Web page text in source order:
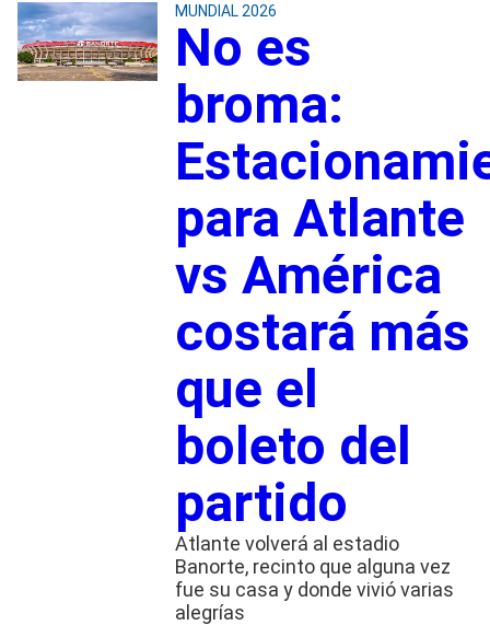
MUNDIAL 2026
No es
broma:
para Atlante
vs América
costará más
que el
boleto del
partido
Atlante volverá al estadio
Banorte, recinto que alguna vez
fue su casa y donde vivió varias
alegrías